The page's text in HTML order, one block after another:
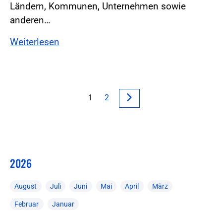
Ländern, Kommunen, Unternehmen sowie
anderen…
Weiterlesen
1 2
2026
August Juli Juni Mai April März
Februar Januar